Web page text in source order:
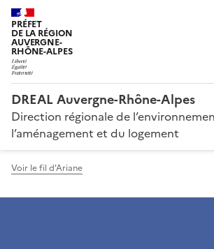
PRÉFET
DE LA RÉGION
AUVERGNE-
RHÔNE-ALPES
DREAL Auvergne-Rhône-Alpes
Direction régionale de
l’aménagement et du logement
Voir le fil d'Ariane